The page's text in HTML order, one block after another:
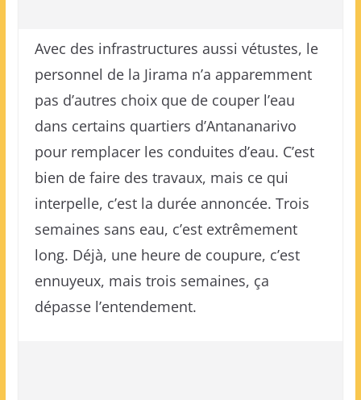
Avec des infrastructures aussi vétustes, le
personnel de la Jirama n’a apparemment
pas d’autres choix que de couper l’eau
dans certains quartiers d’Antananarivo
pour remplacer les conduites d’eau. C’est
bien de faire des travaux, mais ce qui
interpelle, c’est la durée annoncée. Trois
semaines sans eau, c’est extrêmement
long. Déjà, une heure de coupure, c’est
ennuyeux, mais trois semaines, ça
dépasse l’entendement.